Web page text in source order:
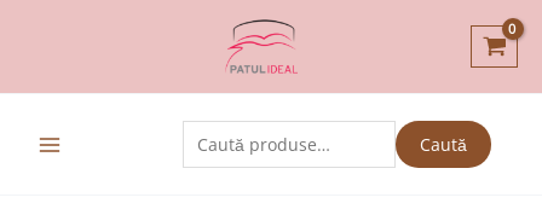
Caută
după:
Caută